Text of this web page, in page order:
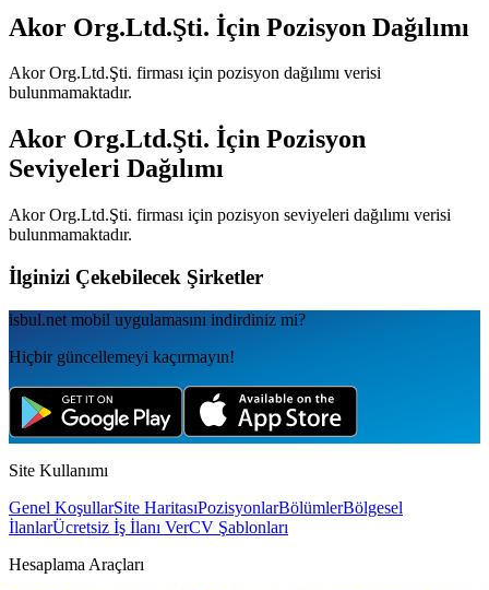
Akor Org.Ltd.Şti. İçin Pozisyon Dağılımı
Akor Org.Ltd.Şti. firması için pozisyon dağılımı verisi
bulunmamaktadır.
Akor Org.Ltd.Şti. İçin Pozisyon
Seviyeleri Dağılımı
Akor Org.Ltd.Şti. firması için pozisyon seviyeleri dağılımı verisi
bulunmamaktadır.
İlginizi Çekebilecek Şirketler
isbul.net mobil uygulamаsını indirdiniz mi?
Hiçbir güncellemeyi kaçırmayın!
Site Kullanımı
Genel KoşullarSite HaritasıPozisyonlarBölümlerBölgesel
İlanlarÜcretsiz İş İlanı VerCV Şablonları
Hesaplama Araçları